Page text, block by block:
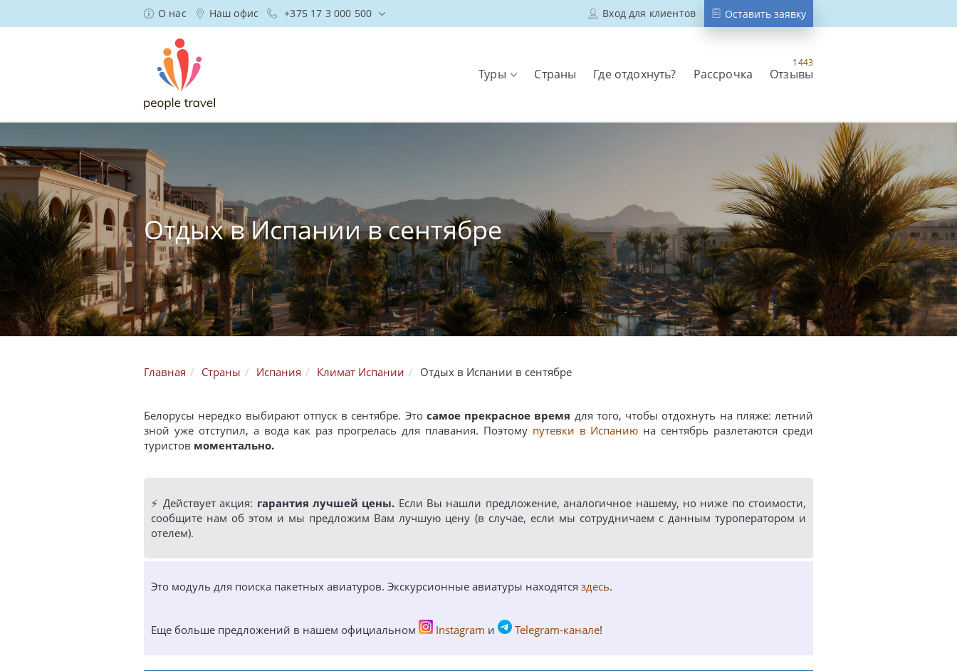
О нас Наш офис +375 17 3 000 500 Вход для клиентов Оставить заявку
Туры Страны Где отдохнуть? Рассрочка Отзывы
1443
Отдых в Испании в сентябре
Главная Страны Испания Климат Испании Отдых в Испании в сентябре
Белорусы нередко выбирают отпуск в сентябре. Это самое прекрасное время для того, чтобы отдохнуть на пляже: летний
зной уже отступил, а вода как раз прогрелась для плавания. Поэтому путевки в Испанию на сентябрь разлетаются среди
туристов моментально.
⚡️ Действует акция: гарантия лучшей цены. Если Вы нашли предложение, аналогичное нашему, но ниже по стоимости,
сообщите нам об этом и мы предложим Вам лучшую цену (в случае, если мы сотрудничаем с данным туроператором и
отелем).
Это модуль для поиска пакетных авиатуров. Экскурсионные авиатуры находятся здесь.
Еще больше предложений в нашем официальном Instagram и Telegram-канале!